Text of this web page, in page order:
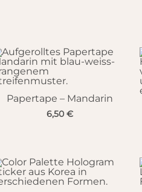
Papertape – Mandarin
6,50 €